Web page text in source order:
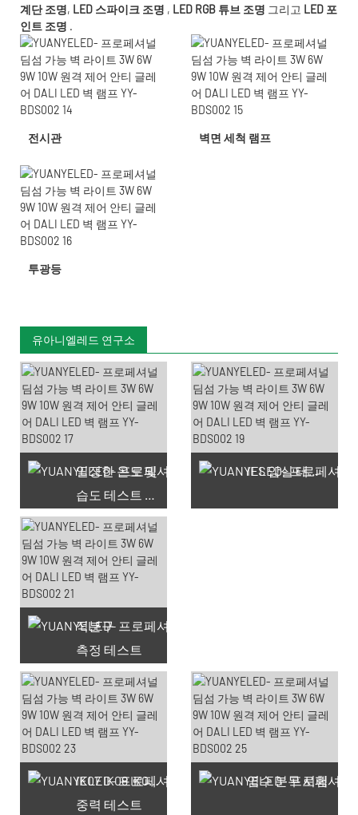
계단 조명, LED 스파이크 조명 , LED RGB 튜브 조명 그리고 LED 포
인트 조명 .
전시관 벽면 세척 램프
투광등
유아니엘레드 연구소
일정한 온도 및
습도 테스트 챔버
IES 암실 테스트
적분구
측정 테스트
사용 가능한 쿠폰 66개
IK07 IK08 IK09 IK10
중력 테스트
염수 분무 시험